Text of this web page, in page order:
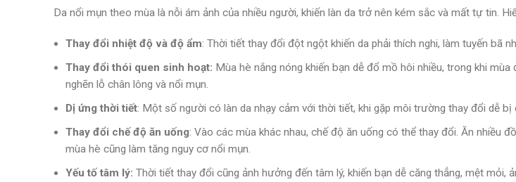
Da nổi mụn theo mùa là nỗi ám ảnh của nhiều người, khiến làn da trở nên kém sắc và mất tự tin.
Thay đổi nhiệt độ và độ ẩm: Thời tiết thay đổi đột ngột khiến da phải thích nghi, làm tuyến bã
Thay đổi thói quen sinh hoạt: Mùa hè nắng nóng khiến bạn dễ đổ mồ hôi nhiều, trong khi
nghẽn lỗ chân lông và nổi mụn.
Dị ứng thời tiết: Một số người có làn da nhạy cảm với thời tiết, khi gặp môi trường thay đổi dễ bị
Thay đổi chế độ ăn uống: Vào các mùa khác nhau, chế độ ăn uống có thể thay đổi. Ăn nhiều
mùa hè cũng làm tăng nguy cơ nổi mụn.
Yếu tố tâm lý: Thời tiết thay đổi cũng ảnh hưởng đến tâm lý, khiến bạn dễ căng thẳng, mệt mỏi,